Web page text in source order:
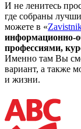
И не ленитесь
где собраны
можете в «
информационно-
профессиями,
Именно там Вы
вариант, а также
и жизни.